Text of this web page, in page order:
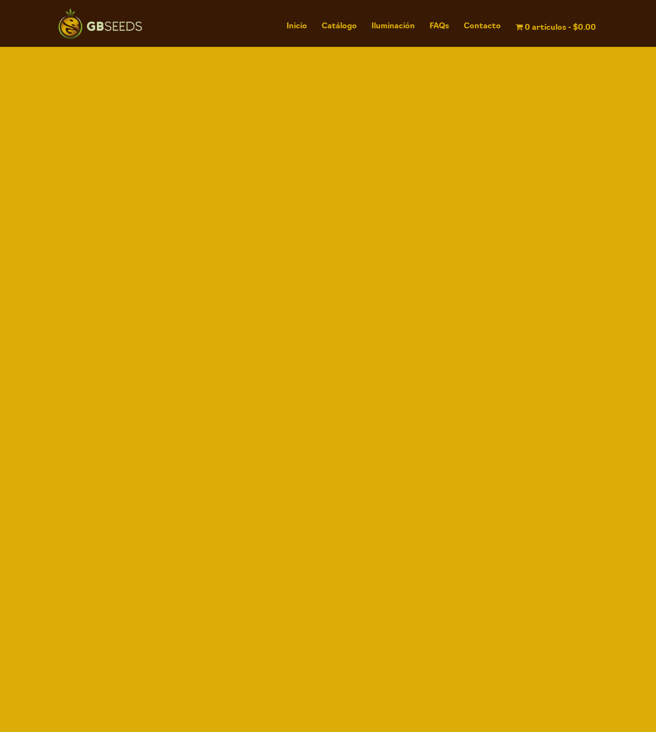
Inicio Catálogo Iluminación FAQs Contacto 0 artículos $0.00